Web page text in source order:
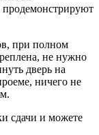
при полном
не нужно
дверь на
ничего не
сдачи и можете